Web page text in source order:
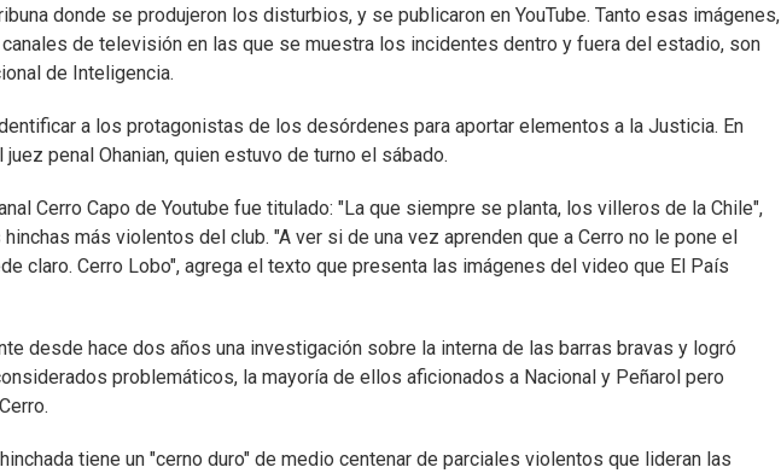
donde se produjeron los disturbios, y se publicaron en YouTube. Tanto esas imágenes,
de televisión en las que se muestra los incidentes dentro y fuera del estadio, son
de Inteligencia.
a los protagonistas de los desórdenes para aportar elementos a la Justicia. En
penal Ohanian, quien estuvo de turno el sábado.
Cerro Capo de Youtube fue titulado: "La que siempre se planta, los villeros de la Chile",
más violentos del club. "A ver si de una vez aprenden que a Cerro no le pone el
claro. Cerro Lobo", agrega el texto que presenta las imágenes del video que El País
desde hace dos años una investigación sobre la interna de las barras bravas y logró
problemáticos, la mayoría de ellos aficionados a Nacional y Peñarol pero
tiene un "cerno duro" de medio centenar de parciales violentos que lideran las